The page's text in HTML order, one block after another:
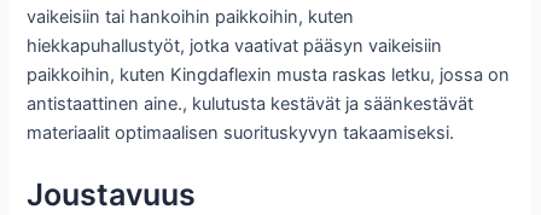
vaikeisiin tai hankoihin paikkoihin, kuten
hiekkapuhallustyöt, jotka vaativat pääsyn vaikeisiin
paikkoihin, kuten Kingdaflexin musta raskas letku, jossa on
antistaattinen aine., kulutusta kestävät ja säänkestävät
materiaalit optimaalisen suorituskyvyn takaamiseksi.
Joustavuus